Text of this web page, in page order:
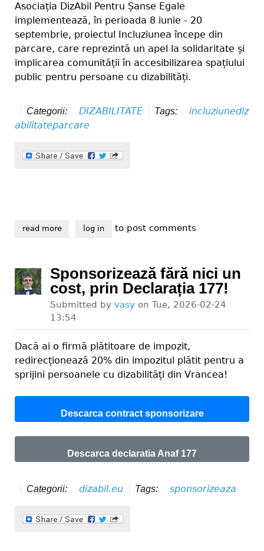
Asociația DizAbil Pentru Șanse Egale
implementează, în perioada 8 iunie - 20
septembrie, proiectul Incluziunea începe din
parcare, care reprezintă un apel la solidaritate și
implicarea comunității în accesibilizarea spațiului
public pentru persoane cu dizabilități.
Categorii: DIZABILITATE Tags: incluziunediz
abilitateparcare
read moreabout incluziunea începe din parcare
log in to post comments
Sponsorizează fără nici un
cost, prin Declarația 177!
Submitted by vasy on Tue, 2026-02-24
13:54
Dacă ai o firmă plătitoare de impozit,
redirecționează 20% din impozitul plătit pentru a
sprijini persoanele cu dizabilități din Vrancea!
Descarca contract sponsorizare
Descarca declaratia Anaf 177
Categorii: dizabil.eu Tags: sponsorizeaza